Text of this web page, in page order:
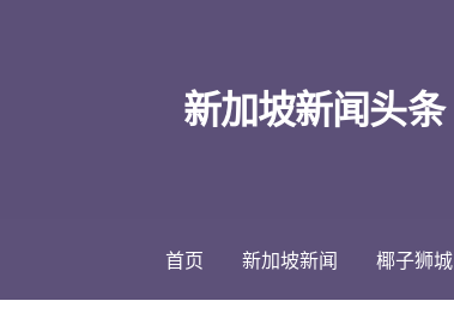
新加坡新闻头条
首页 新加坡新闻 椰子狮城